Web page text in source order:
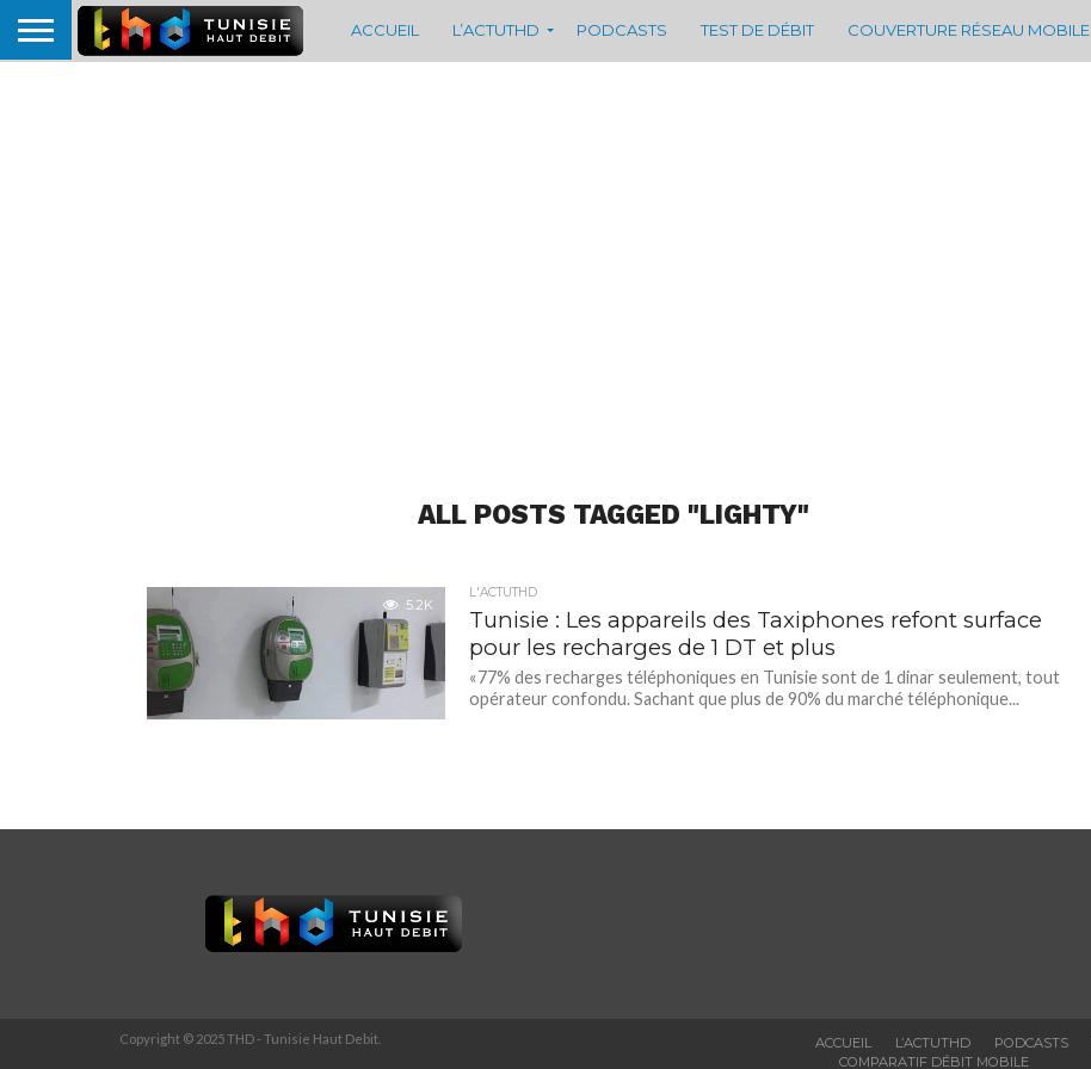
ACCUEIL L’ACTUTHD PODCASTS TEST DE DÉBIT COUVERTURE RÉSEAU MOBILE
ALL POSTS TAGGED "LIGHTY"
5.2K
L'ACTUTHD
Tunisie : Les appareils des Taxiphones refont surface
pour les recharges de 1 DT et plus
«77% des recharges téléphoniques en Tunisie sont de 1 dinar seulement, tout
opérateur confondu. Sachant que plus de 90% du marché téléphonique...
ACCUEIL L’ACTUTHD PODCASTS
COMPARATIF DÉBIT MOBILE
Copyright © 2025 THD - Tunisie Haut Debit.